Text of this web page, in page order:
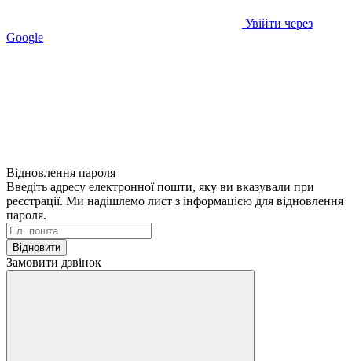
Увійти через
Google
Відновлення пароля
Введіть адресу електронної пошти, яку ви вказували при
реєстрації. Ми надішлемо лист з інформацією для відновлення
пароля.
Відновити
Замовити дзвінок